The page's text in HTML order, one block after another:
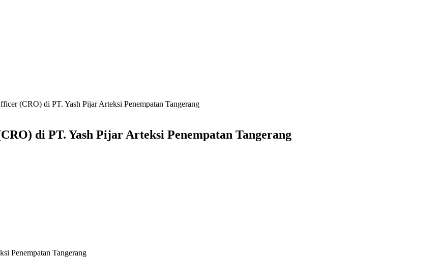
(CRO) di PT. Yash Pijar Arteksi Penempatan Tangerang
di PT. Yash Pijar Arteksi Penempatan Tangerang
Penempatan Tangerang